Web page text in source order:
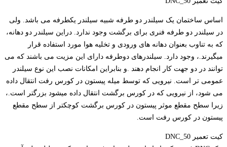
اساس ساختمان یک سیلندر دو طرفه شبیه سیلندر یکطرفه می باشد. ولی
در سیلندر دو طرفه فنری برای برگشت وجود ندارد. دراین سیلندر دو دهانه،
که به تناوب بعنوان دهانه های ورودی و تخلیه هوا مورد استفاده قرار
میگیرند.، وجود دارد. سیلندرهای دوطرفه دارای این مزیت می باشند که می
توانند در دو جهت کار انجام دهند .و بنابراین امکانات نصب این نوع سیلندر
عمومی تر است. نیرویی که توسط میله پیستون در کورس رفت انتقال داده
می شود، از نیرویی که در کورس برگشت انتقال داده میشود بزرگتر است.،
زیرا سطح مقطع موثر پیستون در کورس برگشت کوچکتر از سطح مقطع
پیستون در کورس رفت است.
کیت تعمیر DNC_50